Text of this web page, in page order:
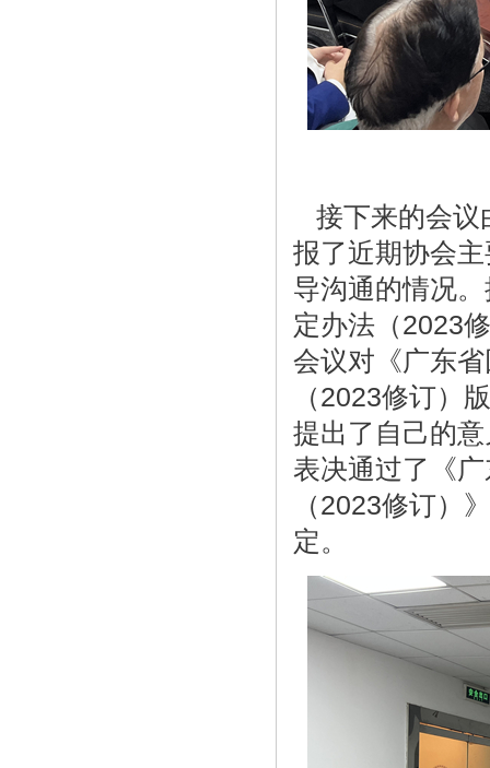
接下来的会议
报了近期协会
导沟通的情况
定办法（2023
会议对《广东
（2023修订）
提出了自己的
表决通过了《
（2023修订）
定。